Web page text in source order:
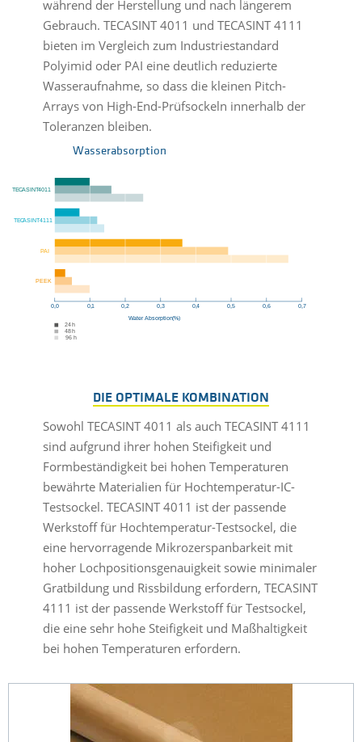
während der Herstellung und nach längerem
Gebrauch. TECASINT 4011 und TECASINT 4111
bieten im Vergleich zum Industriestandard
Polyimid oder PAI eine deutlich reduzierte
Wasseraufnahme, so dass die kleinen Pitch-
Arrays von High-End-Prüfsockeln innerhalb der
Toleranzen bleiben.
Wasserabsorption
DIE OPTIMALE KOMBINATION
Sowohl TECASINT 4011 als auch TECASINT 4111
sind aufgrund ihrer hohen Steifigkeit und
Formbeständigkeit bei hohen Temperaturen
bewährte Materialien für Hochtemperatur-IC-
Testsockel. TECASINT 4011 ist der passende
Werkstoff für Hochtemperatur-Testsockel, die
eine hervorragende Mikrozerspanbarkeit mit
hoher Lochpositionsgenauigkeit sowie minimaler
Gratbildung und Rissbildung erfordern, TECASINT
4111 ist der passende Werkstoff für Testsockel,
die eine sehr hohe Steifigkeit und Maßhaltigkeit
bei hohen Temperaturen erfordern.